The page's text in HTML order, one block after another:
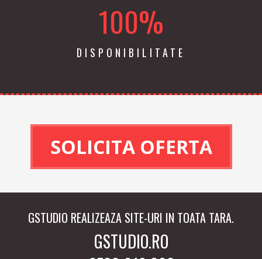
100%
DISPONIBILITATE
GSTUDIO REALIZEAZA SITE-URI IN TOATA TARA.
GSTUDIO.RO